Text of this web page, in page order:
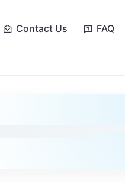
Contact Us FAQ